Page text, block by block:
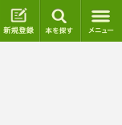
ログイン 新規登録